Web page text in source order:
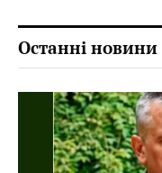
Останні новини